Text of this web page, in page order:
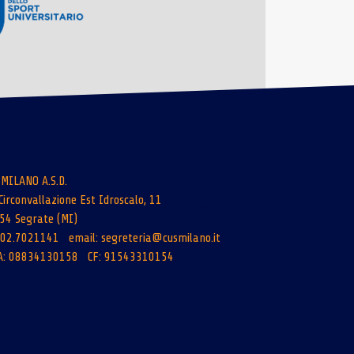
A.S.D.
Est Idroscalo, 11
Segrate (MI)
02.7021141 email: segreteria@cusmilano.it
08834130158 CF: 91543310154